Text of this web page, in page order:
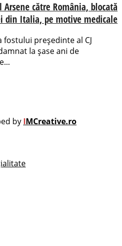
către România, blocată
din Italia, pe motive medicale
președinte al CJ
la șase ani de
by IMCreative.ro